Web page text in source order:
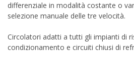
differenziale in modalità costante o
selezione manuale delle tre velocità.
Circolatori adatti a tutti gli impianti di
condizionamento e circuiti chiusi di